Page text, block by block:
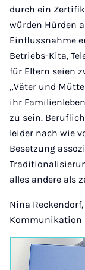
durch ein
würden Hürden
Einflussnahme
Betriebs-Kita,
für Eltern seien
„Väter und
ihr
zu sein.
leider nach wie
Besetzung
alles andere als
Nina
Kommunikation